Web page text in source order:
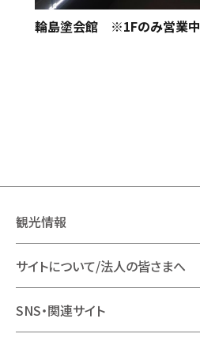
輪島塗会館 ※1Fのみ営業中
観光情報
サイトについて/法人の皆さまへ
SNS・関連サイト